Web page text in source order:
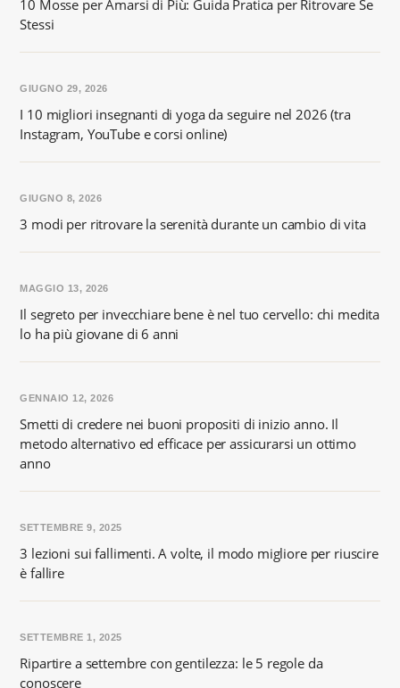
10 Mosse per Amarsi di Più: Guida Pratica per Ritrovare Se
Stessi
I 10 migliori insegnanti di yoga da seguire nel 2026 (tra
Instagram, YouTube e corsi online)
GIUGNO 29, 2026
3 modi per ritrovare la serenità durante un cambio di vita
GIUGNO 8, 2026
Il segreto per invecchiare bene è nel tuo cervello: chi medita
lo ha più giovane di 6 anni
MAGGIO 13, 2026
Smetti di credere nei buoni propositi di inizio anno. Il
metodo alternativo ed efficace per assicurarsi un ottimo
anno
GENNAIO 12, 2026
3 lezioni sui fallimenti. A volte, il modo migliore per riuscire
è fallire
SETTEMBRE 9, 2025
Ripartire a settembre con gentilezza: le 5 regole da
conoscere
SETTEMBRE 1, 2025